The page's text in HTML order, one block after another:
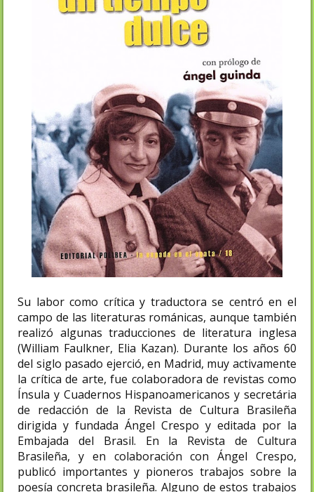
Su labor como crítica y traductora se centró en el
campo de las literaturas románicas, aunque también
realizó algunas traducciones de literatura inglesa
(William Faulkner, Elia Kazan). Durante los años 60
del siglo pasado ejerció, en Madrid, muy activamente
la crítica de arte, fue colaboradora de revistas como
Ínsula y Cuadernos Hispanoamericanos y secretária
de redacción de la Revista de Cultura Brasileña
dirigida y fundada Ángel Crespo y editada por la
Embajada del Brasil. En la Revista de Cultura
Brasileña, y en colaboración con Ángel Crespo,
publicó importantes y pioneros trabajos sobre la
poesía concreta brasileña. Alguno de estos trabajos